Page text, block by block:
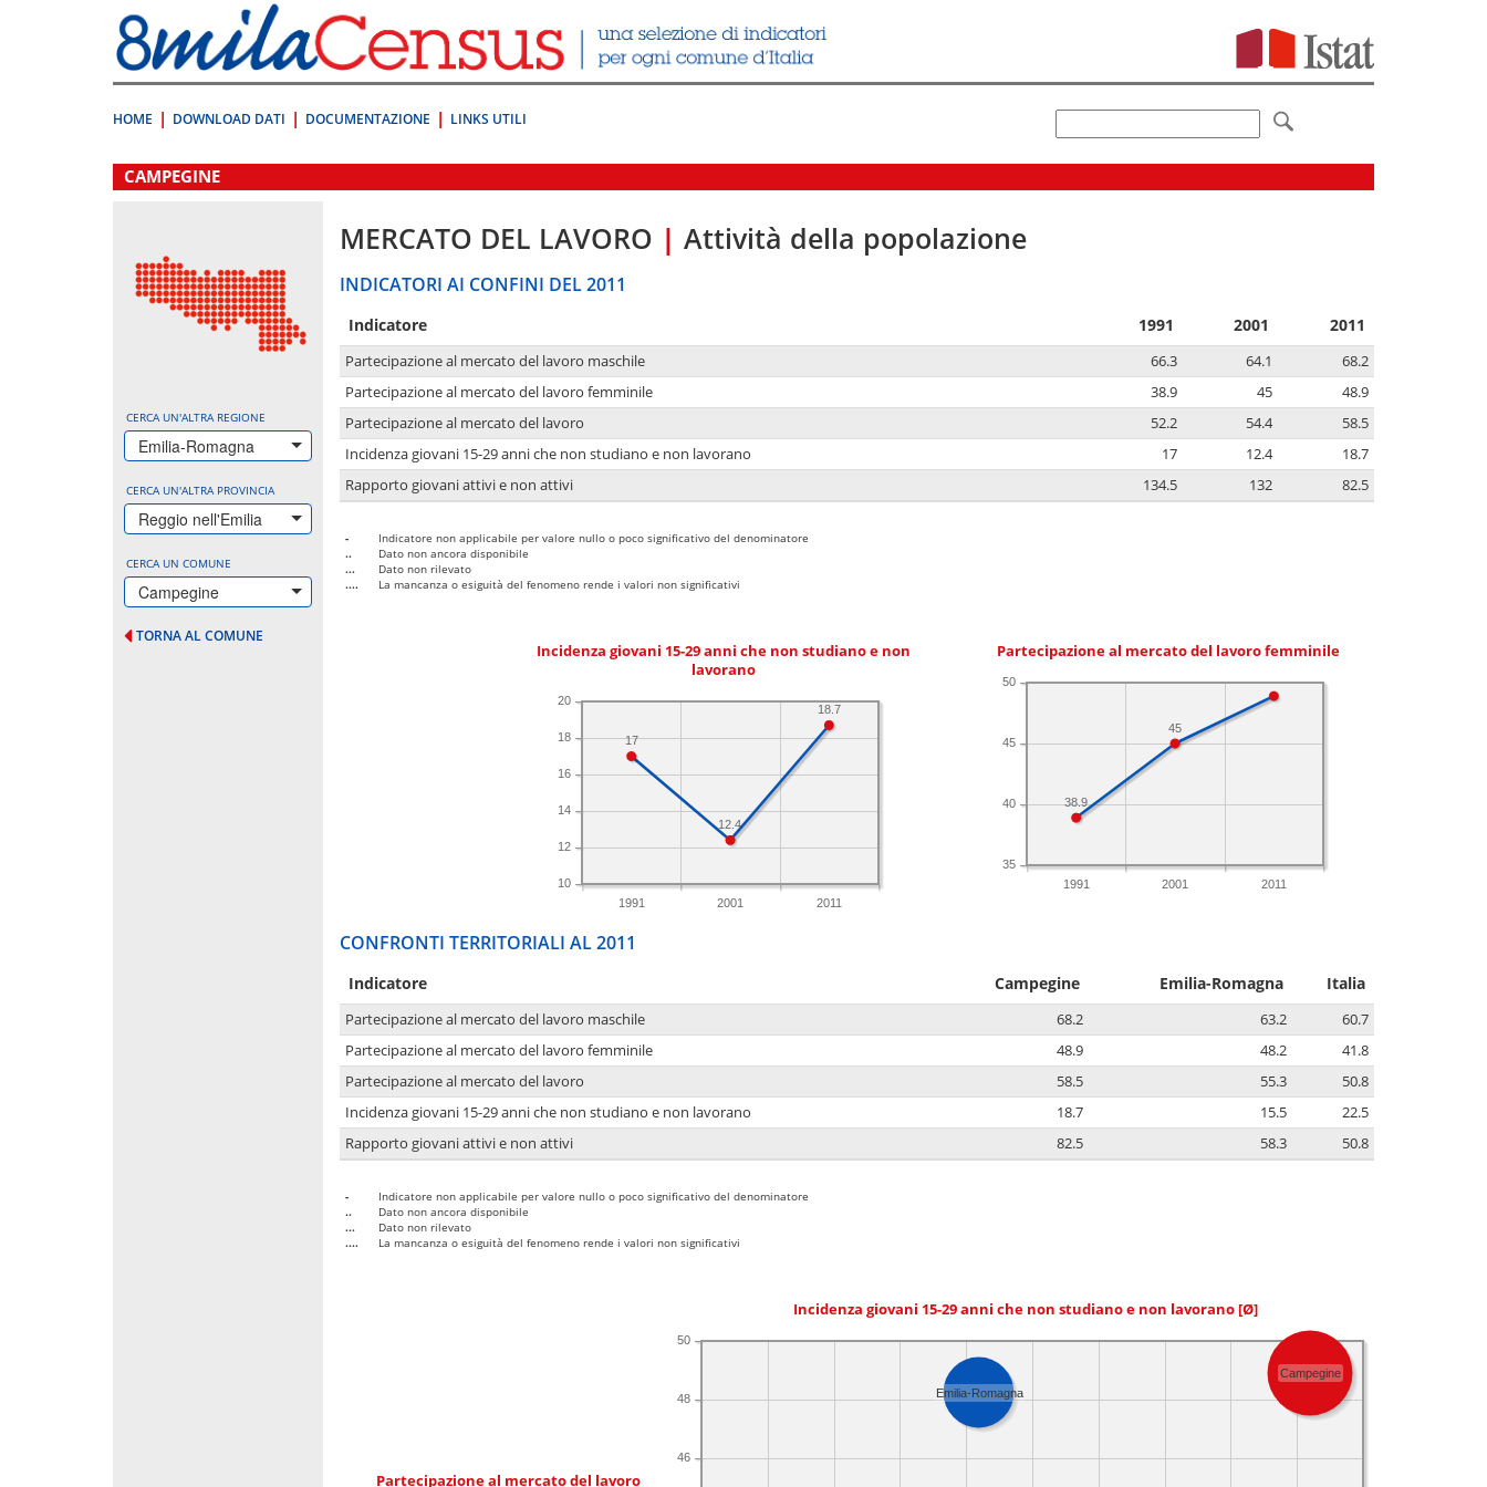
direttamente
a:
Contenuto
HOME DOWNLOAD DATI DOCUMENTAZIONE LINKS UTILI
.
CAMPEGINE
CERCA UN'ALTRA REGIONE
Emilia-Romagna
CERCA UN'ALTRA PROVINCIA
Reggio nell'Emilia
CERCA UN COMUNE
Campegine
TORNA AL COMUNE
MERCATO DEL LAVORO | Attività della popolazione
INDICATORI AI CONFINI DEL 2011
Indicatore 1991 2001 2011
Partecipazione al mercato del lavoro maschile 66.3 64.1
68.2
Partecipazione al mercato del lavoro femminile
38.9 45
48.9
Partecipazione al mercato del lavoro
52.2 54.4
58.5
Incidenza giovani 15-29 anni che non studiano e non lavorano
17 12.4
18.7
Rapporto giovani attivi e non attivi
134.5 132 82.5
-
Indicatore non applicabile per valore nullo o poco significativo del denominatore
..
Dato non ancora disponibile
...
Dato non rilevato
....
La mancanza o esiguità del fenomeno rende i valori non significativi
Incidenza giovani 15-29 anni che non studiano e non
lavorano
1991 2001 2011
10
12
14
16
18
20
18.7
12.4
17
Partecipazione al mercato del lavoro femminile
1991 2001 2011
35
40
45
50
45
38.9
CONFRONTI TERRITORIALI AL 2011
Indicatore Campegine Emilia-Romagna Italia
Partecipazione al mercato del lavoro maschile 68.2 63.2
60.7
Partecipazione al mercato del lavoro femminile
48.9 48.2
41.8
Partecipazione al mercato del lavoro
58.5 55.3
50.8
Incidenza giovani 15-29 anni che non studiano e non lavorano
18.7 15.5
22.5
Rapporto giovani attivi e non attivi
82.5 58.3 50.8
-
Indicatore non applicabile per valore nullo o poco significativo del denominatore
..
Dato non ancora disponibile
...
Dato non rilevato
....
La mancanza o esiguità del fenomeno rende i valori non significativi
Incidenza giovani 15-29 anni che non studiano e non lavorano [Ø]
Partecipazione al mercato del lavoro
46
48
50
Campegine
Emilia-Romagna